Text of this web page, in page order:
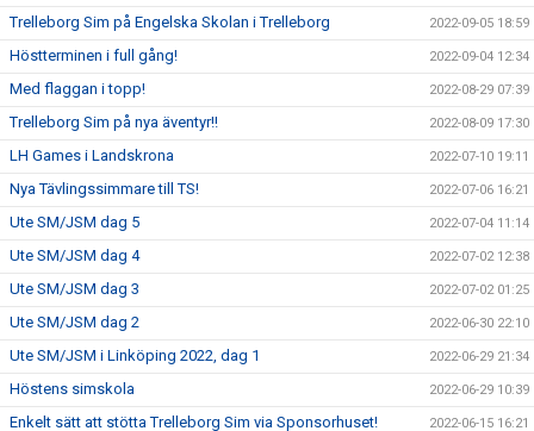
Trelleborg Sim på Engelska Skolan i Trelleborg 2022-09-05 18:59
Höstterminen i full gång! 2022-09-04 12:34
Med flaggan i topp! 2022-08-29 07:39
Trelleborg Sim på nya äventyr!! 2022-08-09 17:30
LH Games i Landskrona 2022-07-10 19:11
Nya Tävlingssimmare till TS! 2022-07-06 16:21
Ute SM/JSM dag 5 2022-07-04 11:14
Ute SM/JSM dag 4 2022-07-02 12:38
Ute SM/JSM dag 3 2022-07-02 01:25
Ute SM/JSM dag 2 2022-06-30 22:10
Ute SM/JSM i Linköping 2022, dag 1 2022-06-29 21:34
Höstens simskola 2022-06-29 10:39
Enkelt sätt att stötta Trelleborg Sim via Sponsorhuset! 2022-06-15 16:21